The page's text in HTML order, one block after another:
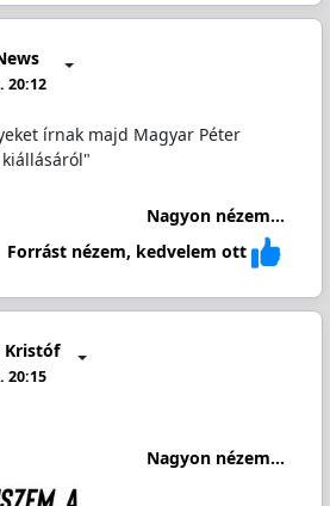
20:12
írnak majd Magyar Péter
Nagyon nézem...
Forrást nézem, kedvelem ott
Kristóf
20:15
Nagyon nézem...